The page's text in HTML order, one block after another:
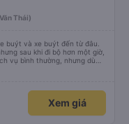
Thái)
buýt và xe buýt đến từ đâu.
sau khi đi bộ hơn một giờ,
vụ bình thường, nhưng dù
mái. Sẽ tuyệt hơn nếu
Xem giá